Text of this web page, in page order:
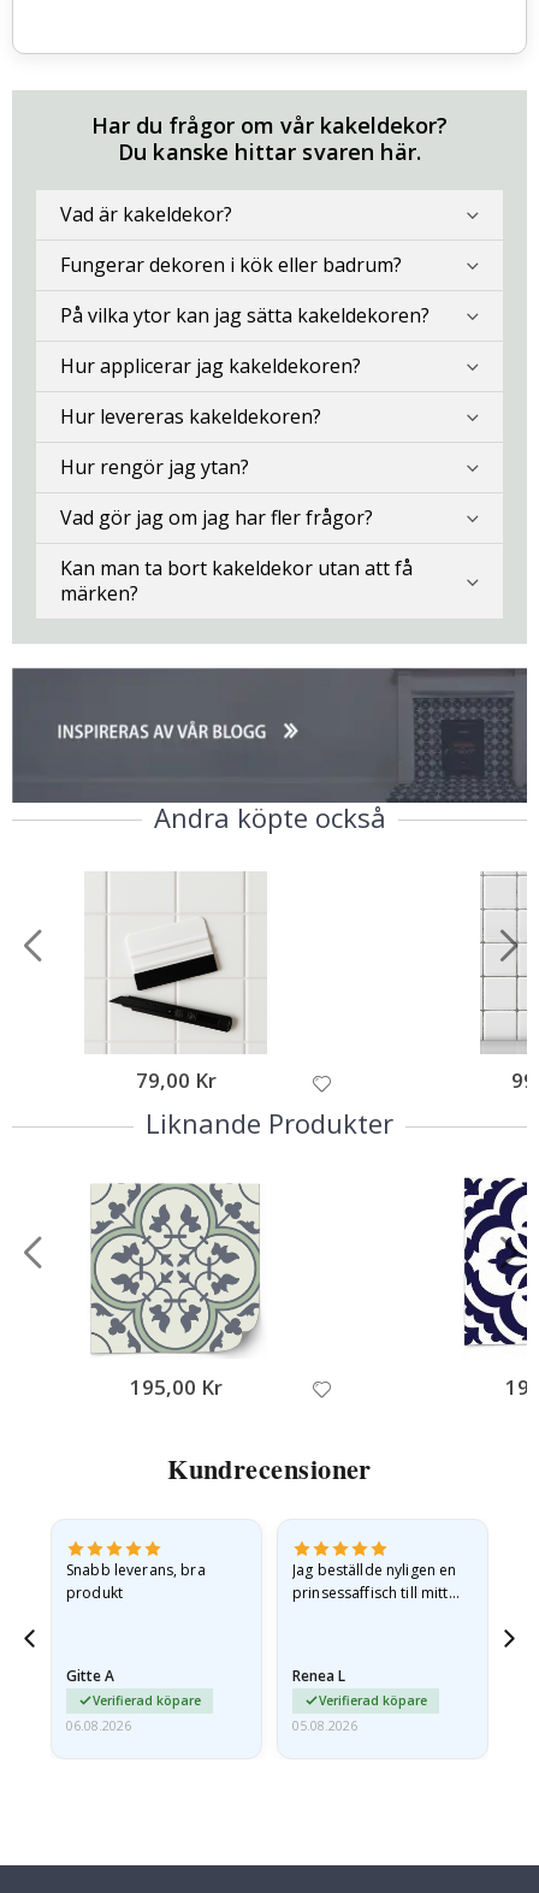
Har du frågor om vår kakeldekor?
Du kanske hittar svaren här.
Vad är kakeldekor?
Fungerar dekoren i kök eller badrum?
På vilka ytor kan jag sätta kakeldekoren?
Hur applicerar jag kakeldekoren?
Hur levereras kakeldekoren?
Hur rengör jag ytan?
Vad gör jag om jag har fler frågor?
Kan man ta bort kakeldekor utan att få
märken?
Andra köpte också
79,00 Kr
Liknande Produkter
195,00 Kr
Kundrecensioner
Snabb leverans, bra
produkt
Gitte A
Verifierad köpare
06.08.2026
Jag beställde nyligen en
prinsessaffisch till mitt
Renea L
Verifierad köpare
05.08.2026